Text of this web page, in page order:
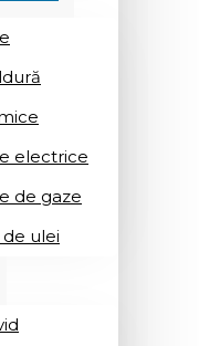
electrice
de gaze
ulei